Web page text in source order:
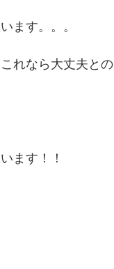
ます。。。
れなら大丈夫との
ます！！